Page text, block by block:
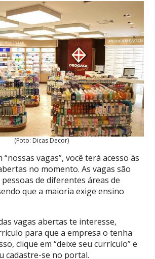
(Foto: Dicas Decor)
“nossas vagas”, você terá acesso às
no momento. As vagas são
de diferentes áreas de
que a maioria exige ensino
vagas abertas te interesse,
para que a empresa o tenha
clique em “deixe seu currículo” e
cadastre-se no portal.